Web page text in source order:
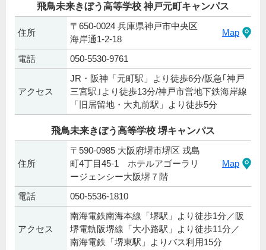
飛鳥未来きぼう高等学校 神戸元町キャンパス
住所
〒650-0024 兵庫県神戸市中央区
海岸通1-2-18
Map
電話 050-5530-9761
アクセス
JR・阪神「元町駅」より徒歩6分/阪急｢神戸
三宮駅｣より徒歩13分/神戸市営地下鉄海岸線
「旧居留地・大丸前駅」より徒歩5分
飛鳥未来きぼう高等学校 堺キャンパス
住所
〒590-0985 大阪府堺市堺区 戎島
町4丁目45-1 ホテルアゴーラリ
ージェンシー大阪堺７階
Map
電話 050-5536-1810
アクセス
南海電鉄南海本線「堺駅」より徒歩1分／阪
堺電軌阪堺線「大小路駅」より徒歩11分／
南海電鉄「堺東駅」よりバス利用15分